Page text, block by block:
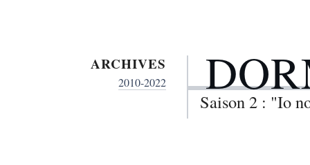
Saison 2 : "Io
ARCHIVES
2010-2022